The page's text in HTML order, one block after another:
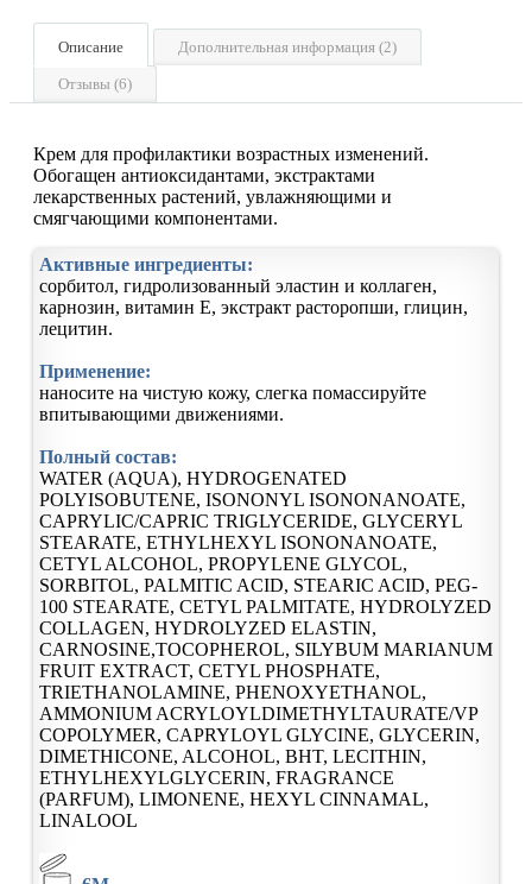
Описание Дополнительная информация (2)
Отзывы (6)
Крем для профилактики возрастных изменений.
Обогащен антиоксидантами, экстрактами
лекарственных растений, увлажняющими и
смягчающими компонентами.
Активные ингредиенты:
сорбитол, гидролизованный эластин и коллаген,
карнозин, витамин Е, экстракт расторопши, глицин,
лецитин.
Применение:
наносите на чистую кожу, слегка помассируйте
впитывающими движениями.
Полный состав:
WATER (AQUA), HYDROGENATED
POLYISOBUTENE, ISONONYL ISONONANOATE,
CAPRYLIC/CAPRIC TRIGLYCERIDE, GLYCERYL
STEARATE, ETHYLHEXYL ISONONANOATE,
CETYL ALCOHOL, PROPYLENE GLYCOL,
SORBITOL, PALMITIC ACID, STEARIC ACID, PEG-
100 STEARATE, CETYL PALMITATE, HYDROLYZED
COLLAGEN, HYDROLYZED ELASTIN,
CARNOSINE,TOCOPHEROL, SILYBUM MARIANUM
FRUIT EXTRACT, CETYL PHOSPHATE,
TRIETHANOLAMINE, PHENOXYETHANOL,
AMMONIUM ACRYLOYLDIMETHYLTAURATE/VP
COPOLYMER, CAPRYLOYL GLYCINE, GLYCERIN,
DIMETHICONE, ALCOHOL, BHT, LECITHIN,
ETHYLHEXYLGLYCERIN, FRAGRANCE
(PARFUM), LIMONENE, HEXYL CINNAMAL,
LINALOOL